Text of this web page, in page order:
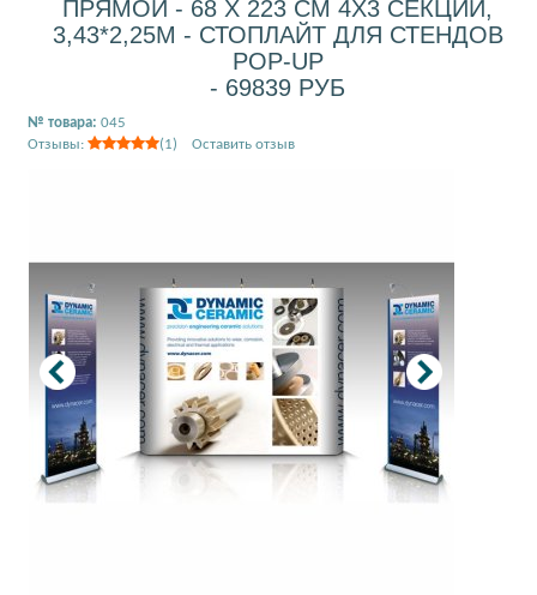
ПРЯМОЙ - 68 X 223 СМ 4X3 СЕКЦИИ,
3,43*2,25М - СТОПЛАЙТ ДЛЯ СТЕНДОВ
POP-UP
- 69839 РУБ
№ товара: 045
Отзывы:
(1) Оставить отзыв